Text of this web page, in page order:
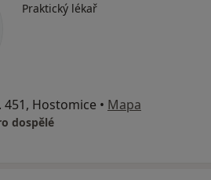
Praktický lékař
Hostomice • Mapa
dospělé